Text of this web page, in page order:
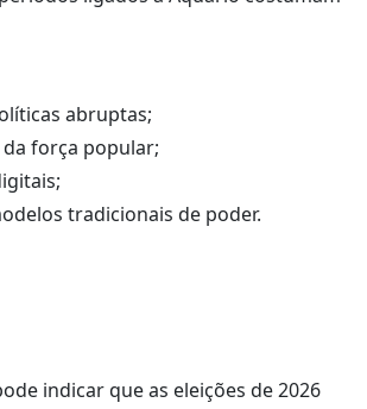
abruptas;
força popular;
tradicionais de poder.
indicar que as eleições de 2026